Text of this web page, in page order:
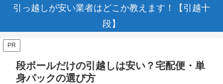
引っ越しが安い業者はどこか教えます！【引越十
段】
PR
段ボールだけの引越しは安い？宅配便・単
身パックの選び方